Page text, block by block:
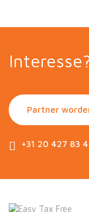
Partner
+31 20 427 83